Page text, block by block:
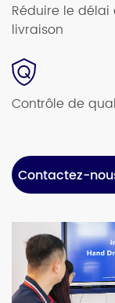
Réduire le délai
livraison
Contrôle de
Contactez-